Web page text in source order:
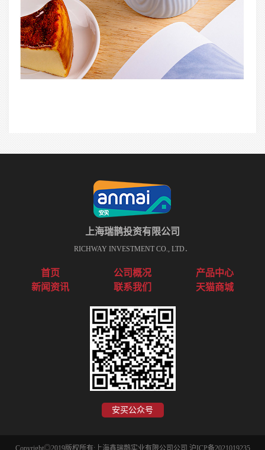
上海瑞鹊投资有限公司
RICHWAY INVESTMENT CO., LTD．
首页 公司概况
产品中心
新闻资讯
联系我们 天猫商城
安买公众号